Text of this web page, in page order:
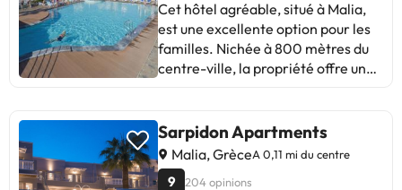
service de nettoyage quotidien, bar
du hall avec télévision satellite,
café, pool-snack-bar, piscine
extérieure, chaises longues et
pour les enfants, une aire de jeux,
des chaises hautes et un lit bébé.
Certains des services détaillés
Cet hôtel agréable, situé à Malia,
est une excellente option pour les
familles. Nichée à 800 mètres du
centre-ville, la propriété offre un
propriété, vous pouvez facilement
accéder aux principales zones de
loisirs. Les voyageurs trouveront
des arrêts de transports en
Sarpidon Apartments
Malia, GrèceA 0,11 mi du centre
9 204 opinions